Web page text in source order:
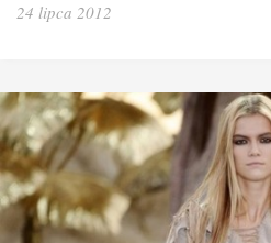
24 lipca 2012